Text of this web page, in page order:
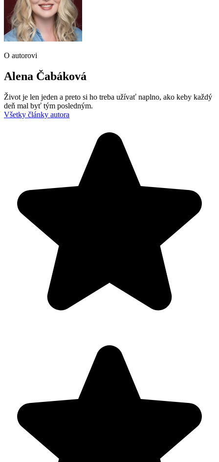
O autorovi
Alena Čabáková
Život je len jeden a preto si ho treba užívať naplno, ako keby každý
deň mal byť tým posledným.
Všetky články autora